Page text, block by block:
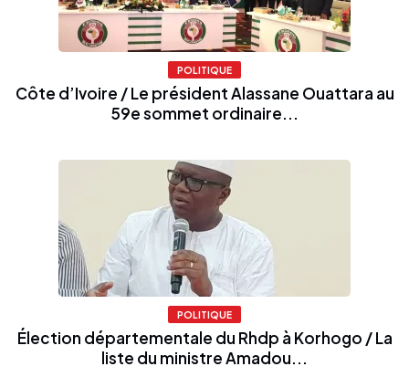
POLITIQUE
Côte d’Ivoire / Le président Alassane Ouattara au
59e sommet ordinaire...
POLITIQUE
Élection départementale du Rhdp à Korhogo / La
liste du ministre Amadou...